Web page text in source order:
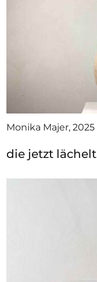
Monika Majer, 2025
die jetzt lächelt